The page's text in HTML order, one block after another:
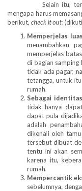
Selain itu, terdapat
mengapa harus
berikut, check it out:
Memperjelas
menambahkan
memperjelas
di bagian samping
tidak ada pagar,
tetangga, untuk
rumah.
Sebagai
tidak hanya
dapat pula
adalah
dikenali oleh
tersebut dibuat
tentu ini akan
karena itu,
rumah.
Mempercantik
sebelumnya,